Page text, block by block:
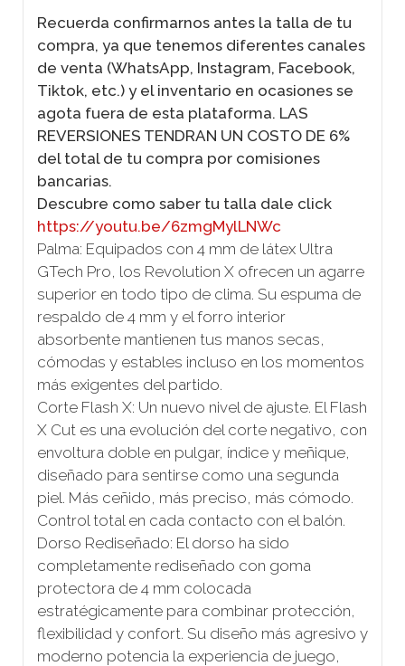
Recuerda confirmarnos antes la talla de tu
compra, ya que tenemos diferentes canales
de venta (WhatsApp, Instagram, Facebook,
Tiktok, etc.) y el inventario en ocasiones se
agota fuera de esta plataforma. LAS
REVERSIONES TENDRAN UN COSTO DE 6%
del total de tu compra por comisiones
bancarias.
Descubre como saber tu talla dale click
https://youtu.be/6zmgMylLNWc
Palma: Equipados con 4 mm de látex Ultra
GTech Pro, los Revolution X ofrecen un agarre
superior en todo tipo de clima. Su espuma de
respaldo de 4 mm y el forro interior
absorbente mantienen tus manos secas,
cómodas y estables incluso en los momentos
más exigentes del partido.
Corte Flash X: Un nuevo nivel de ajuste. El Flash
X Cut es una evolución del corte negativo, con
envoltura doble en pulgar, índice y meñique,
diseñado para sentirse como una segunda
piel. Más ceñido, más preciso, más cómodo.
Control total en cada contacto con el balón.
Dorso Rediseñado: El dorso ha sido
completamente rediseñado con goma
protectora de 4 mm colocada
estratégicamente para combinar protección,
flexibilidad y confort. Su diseño más agresivo y
moderno potencia la experiencia de juego,